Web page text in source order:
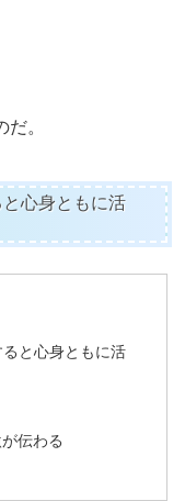
だ。
心身ともに活
と心身ともに活
伝わる